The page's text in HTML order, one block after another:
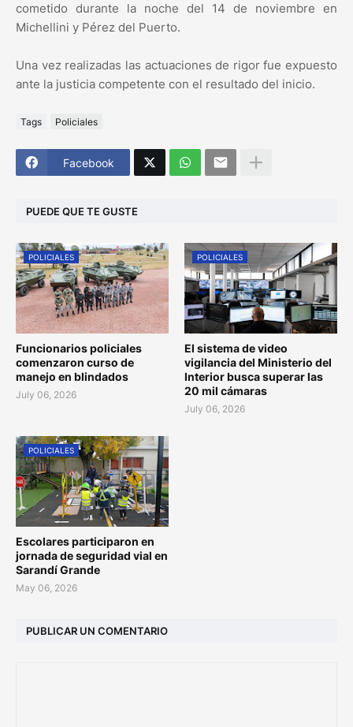
cometido durante la noche del 14 de noviembre en
Michellini y Pérez del Puerto.
Una vez realizadas las actuaciones de rigor fue expuesto
ante la justicia competente con el resultado del inicio.
Tags Policiales
Facebook
PUEDE QUE TE GUSTE
POLICIALES
Funcionarios policiales
comenzaron curso de
manejo en blindados
July 06, 2026
POLICIALES
El sistema de video
vigilancia del Ministerio del
Interior busca superar las
20 mil cámaras
July 06, 2026
POLICIALES
Escolares participaron en
jornada de seguridad vial en
Sarandí Grande
May 06, 2026
PUBLICAR UN COMENTARIO